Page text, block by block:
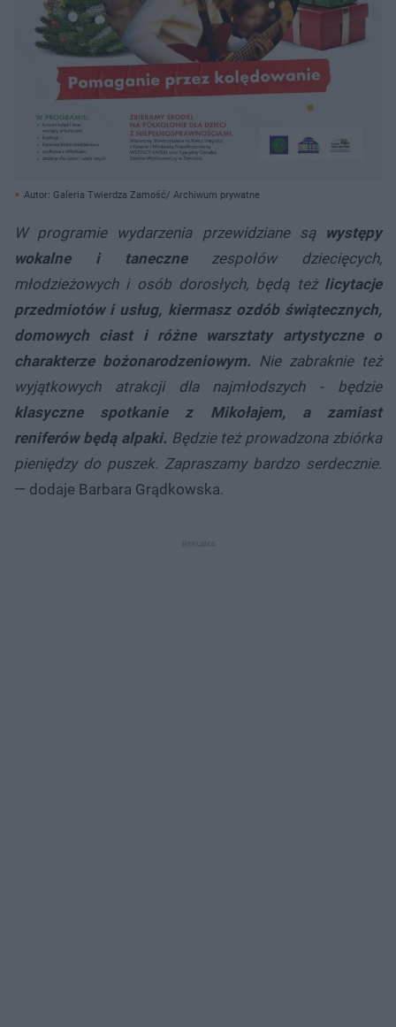
Autor: Galeria Twierdza Zamość/ Archiwum prywatne
W programie wydarzenia przewidziane są występy
wokalne i tanecznezespołów dziecięcych,
młodzieżowych i osób dorosłych, będą też licytacje
przedmiotów i usług, kiermasz ozdób świątecznych,
domowych ciast i różne warsztaty artystyczne o
charakterze bożonarodzeniowym. Nie zabraknie też
wyjątkowych atrakcji dla najmłodszych - będzie
klasyczne spotkanie z Mikołajem, a zamiast
reniferów będą alpaki. Będzie też prowadzona zbiórka
pieniędzy do puszek. Zapraszamy bardzo serdecznie.
— dodaje Barbara Grądkowska.